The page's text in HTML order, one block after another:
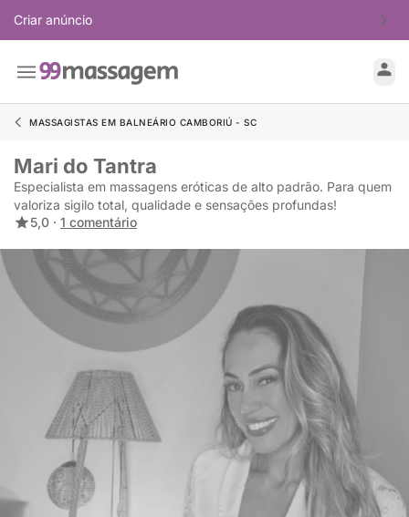
Criar anúncio
MASSAGISTAS EM BALNEÁRIO CAMBORIÚ - SC
Mari do Tantra
Especialista em massagens eróticas de alto padrão. Para quem
valoriza sigilo total, qualidade e sensações profundas!
5,0 · 1 comentário